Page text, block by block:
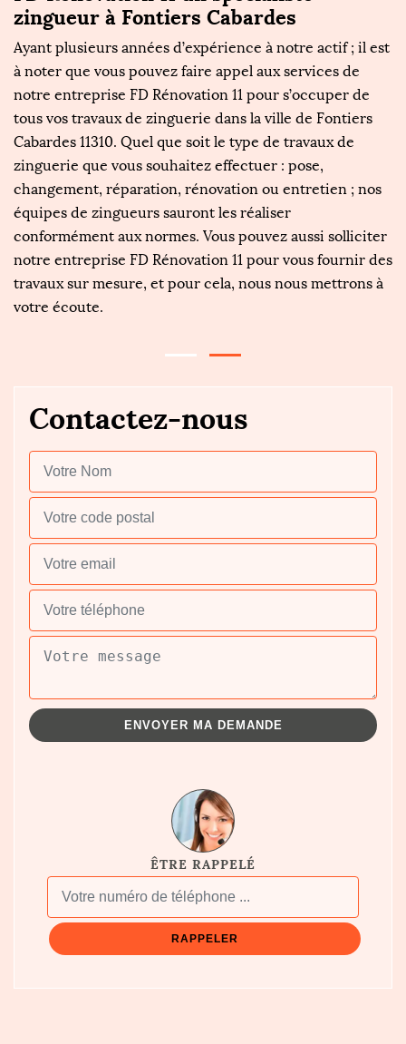
zingueur à Fontiers Cabardes
Ayant plusieurs années d’expérience à notre actif ; il est
à noter que vous pouvez faire appel aux services de
notre entreprise FD Rénovation 11 pour s’occuper de
tous vos travaux de zinguerie dans la ville de Fontiers
Cabardes 11310. Quel que soit le type de travaux de
zinguerie que vous souhaitez effectuer : pose,
changement, réparation, rénovation ou entretien ; nos
équipes de zingueurs sauront les réaliser
conformément aux normes. Vous pouvez aussi solliciter
notre entreprise FD Rénovation 11 pour vous fournir des
travaux sur mesure, et pour cela, nous nous mettrons à
votre écoute.
Contactez-nous
ÊTRE RAPPELÉ